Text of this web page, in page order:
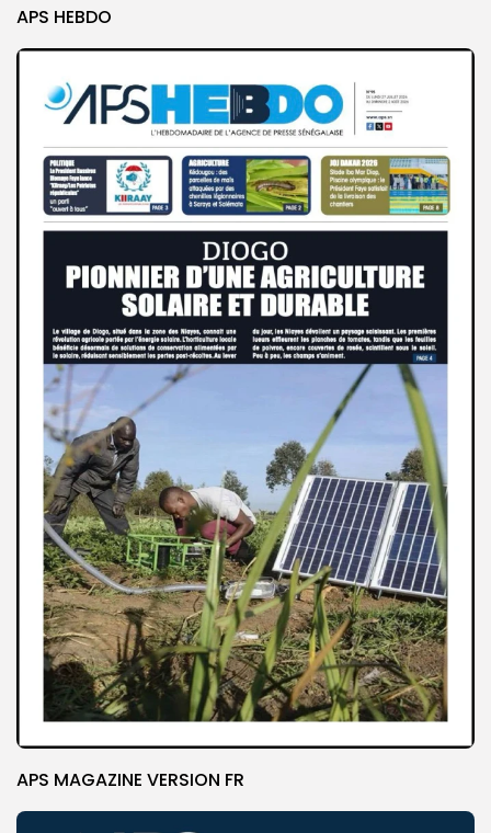
APS HEBDO
APS MAGAZINE VERSION FR